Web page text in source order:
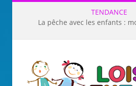
TENDANCE
La pêche avec les enfants :